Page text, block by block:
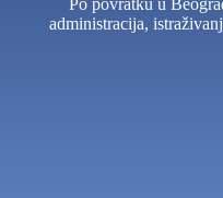
Po povratku u
administracija,